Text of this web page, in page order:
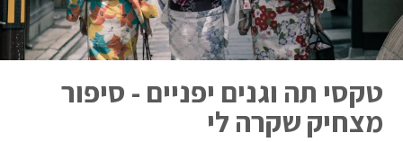
טקסי תה וגנים יפניים - סיפור
מצחיק שקרה לי